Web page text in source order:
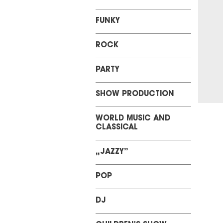
FUNKY
ROCK
PARTY
SHOW PRODUCTION
WORLD MUSIC AND
CLASSICAL
„JAZZY”
POP
DJ